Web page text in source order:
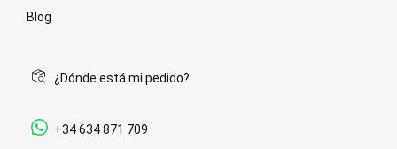
Blog
¿Dónde está mi pedido?
+34 634 871 709